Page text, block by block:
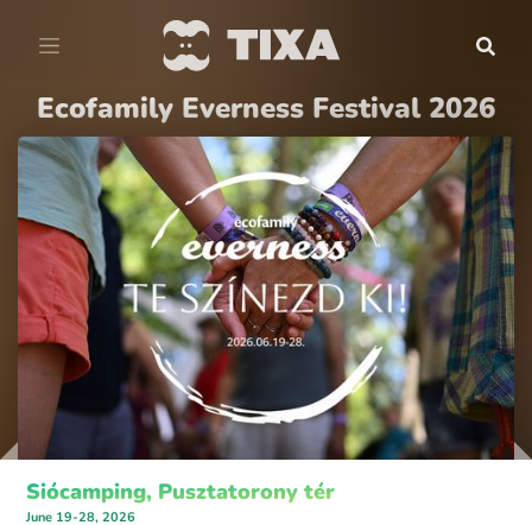
Ecofamily Everness Festival 2026
Siócamping, Pusztatorony tér
June 19-28, 2026